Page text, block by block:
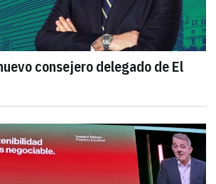
consejero delegado de El